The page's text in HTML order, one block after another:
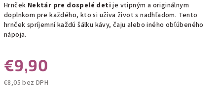
Hrnček Nektár pre dospelé deti je vtipným a originálnym
doplnkom pre každého, kto si užíva život s nadhľadom. Tento
hrnček spríjemní každú šálku kávy, čaju alebo iného obľúbeného
nápoja.
€9,90
€8,05 bez DPH